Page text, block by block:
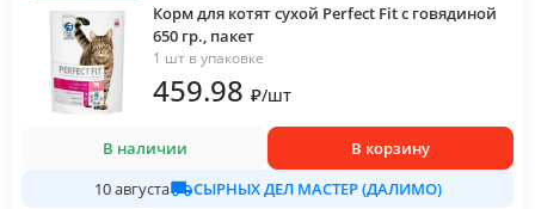
Корм для котят сухой Perfect Fit с говядиной
650 гр., пакет
1 шт в упаковке
459.98 ₽/шт
В наличии
В корзину
10 августа
СЫРНЫХ ДЕЛ МАСТЕР (ДАЛИМО)